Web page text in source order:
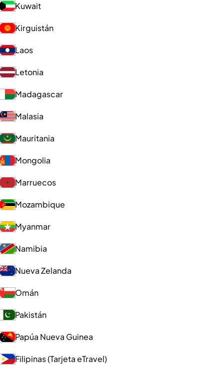
Kuwait
Kirguistán
Laos
Letonia
Madagascar
Malasia
Mauritania
Mongolia
Marruecos
Mozambique
Myanmar
Namibia
Nueva Zelanda
Omán
Pakistán
Papúa Nueva Guinea
Filipinas (Tarjeta eTravel)